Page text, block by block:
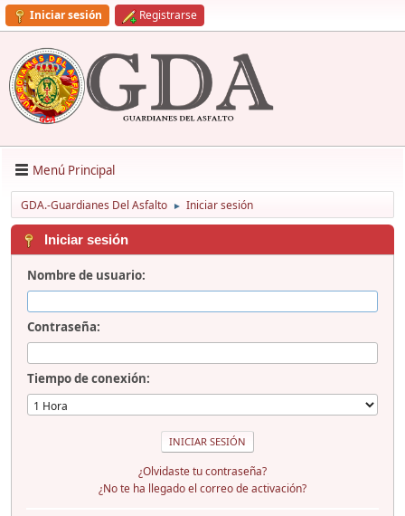
Iniciar sesión Registrarse
Menú Principal
GDA.-Guardianes Del Asfalto ► Iniciar sesión
Iniciar sesión
Nombre de usuario:
Contraseña:
Tiempo de conexión:
¿Olvidaste tu contraseña?
¿No te ha llegado el correo de activación?